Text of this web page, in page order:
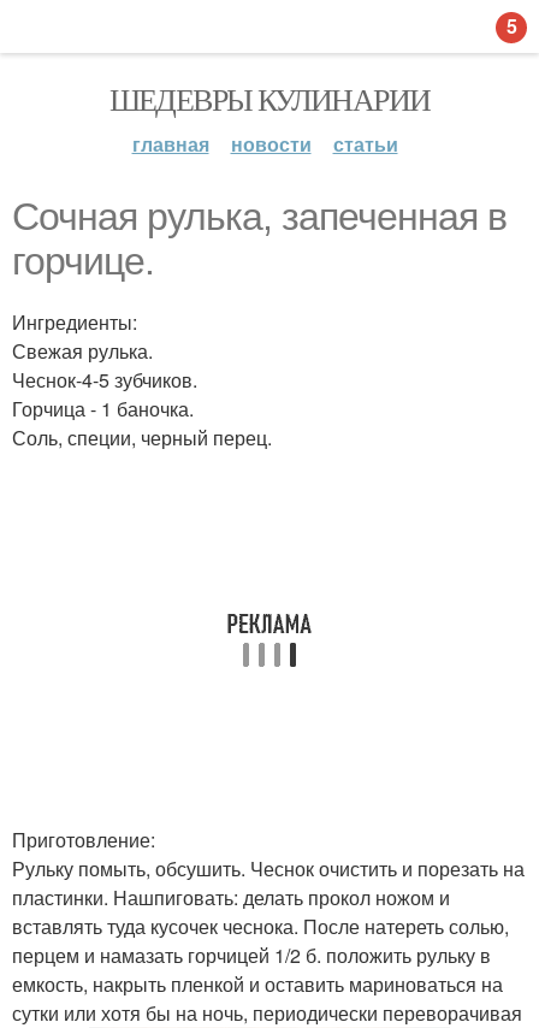
ШЕДЕВРЫ КУЛИНАРИИ
главная новости статьи
Сочная рулька, запеченная в
горчице.
Ингредиенты:
Свежая рулька.
Чеснок-4-5 зубчиков.
Горчица - 1 баночка.
Соль, специи, черный перец.
Приготовление:
Рульку помыть, обсушить. Чеснок очистить и порезать на
пластинки. Нашпиговать: делать прокол ножом и
вставлять туда кусочек чеснока. После натереть солью,
перцем и намазать горчицей 1/2 б. положить рульку в
емкость, накрыть пленкой и оставить мариноваться на
сутки или хотя бы на ночь, периодически переворачивая
5